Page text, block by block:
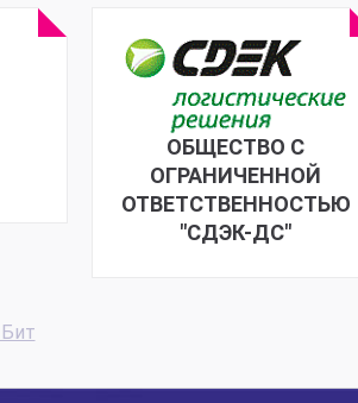
ОБЩЕСТВО С
ОГРАНИЧЕННОЙ
ОТВЕТСТВЕННОСТЬЮ
"СДЭК-ДС"